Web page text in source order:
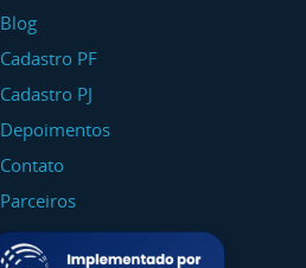
Blog
Cadastro PF
Cadastro PJ
Depoimentos
Contato
Parceiros